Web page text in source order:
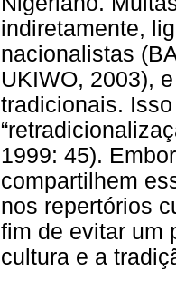
indiretamente,
nacionalistas
UKIWO, 2003),
tradicionais.
1999: 45).
compartilhem
nos repertórios
fim de evitar um
cultura e a